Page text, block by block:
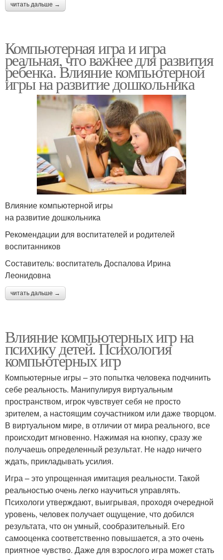
читать дальше →
Компьютерная игра и игра
реальная, что важнее для развития
ребенка. Влияние компьютерной
игры на развитие дошкольника
Влияние компьютерной игры
на развитие дошкольника
Рекомендации для воспитателей и родителей
воспитанников
Составитель: воспитатель Доспалова Ирина
Леонидовна
читать дальше →
Влияние компьютерных игр на
психику детей. Психология
компьютерных игр
Компьютерные игры – это попытка человека подчинить
себе реальность. Манипулируя виртуальным
пространством, игрок чувствует себя не просто
зрителем, а настоящим соучастником или даже творцом.
В виртуальном мире, в отличии от мира реального, все
происходит мгновенно. Нажимая на кнопку, сразу же
получаешь определенный результат. Не надо ничего
ждать, прикладывать усилия.
Игра – это упрощенная имитация реальности. Такой
реальностью очень легко научиться управлять.
Психологи утверждают, выигрывая, проходя очередной
уровень, человек получает ощущение, что добился
результата, что он умный, сообразительный. Его
самооценка соответственно повышается, а это очень
приятное чувство. Даже для взрослого игра может стать